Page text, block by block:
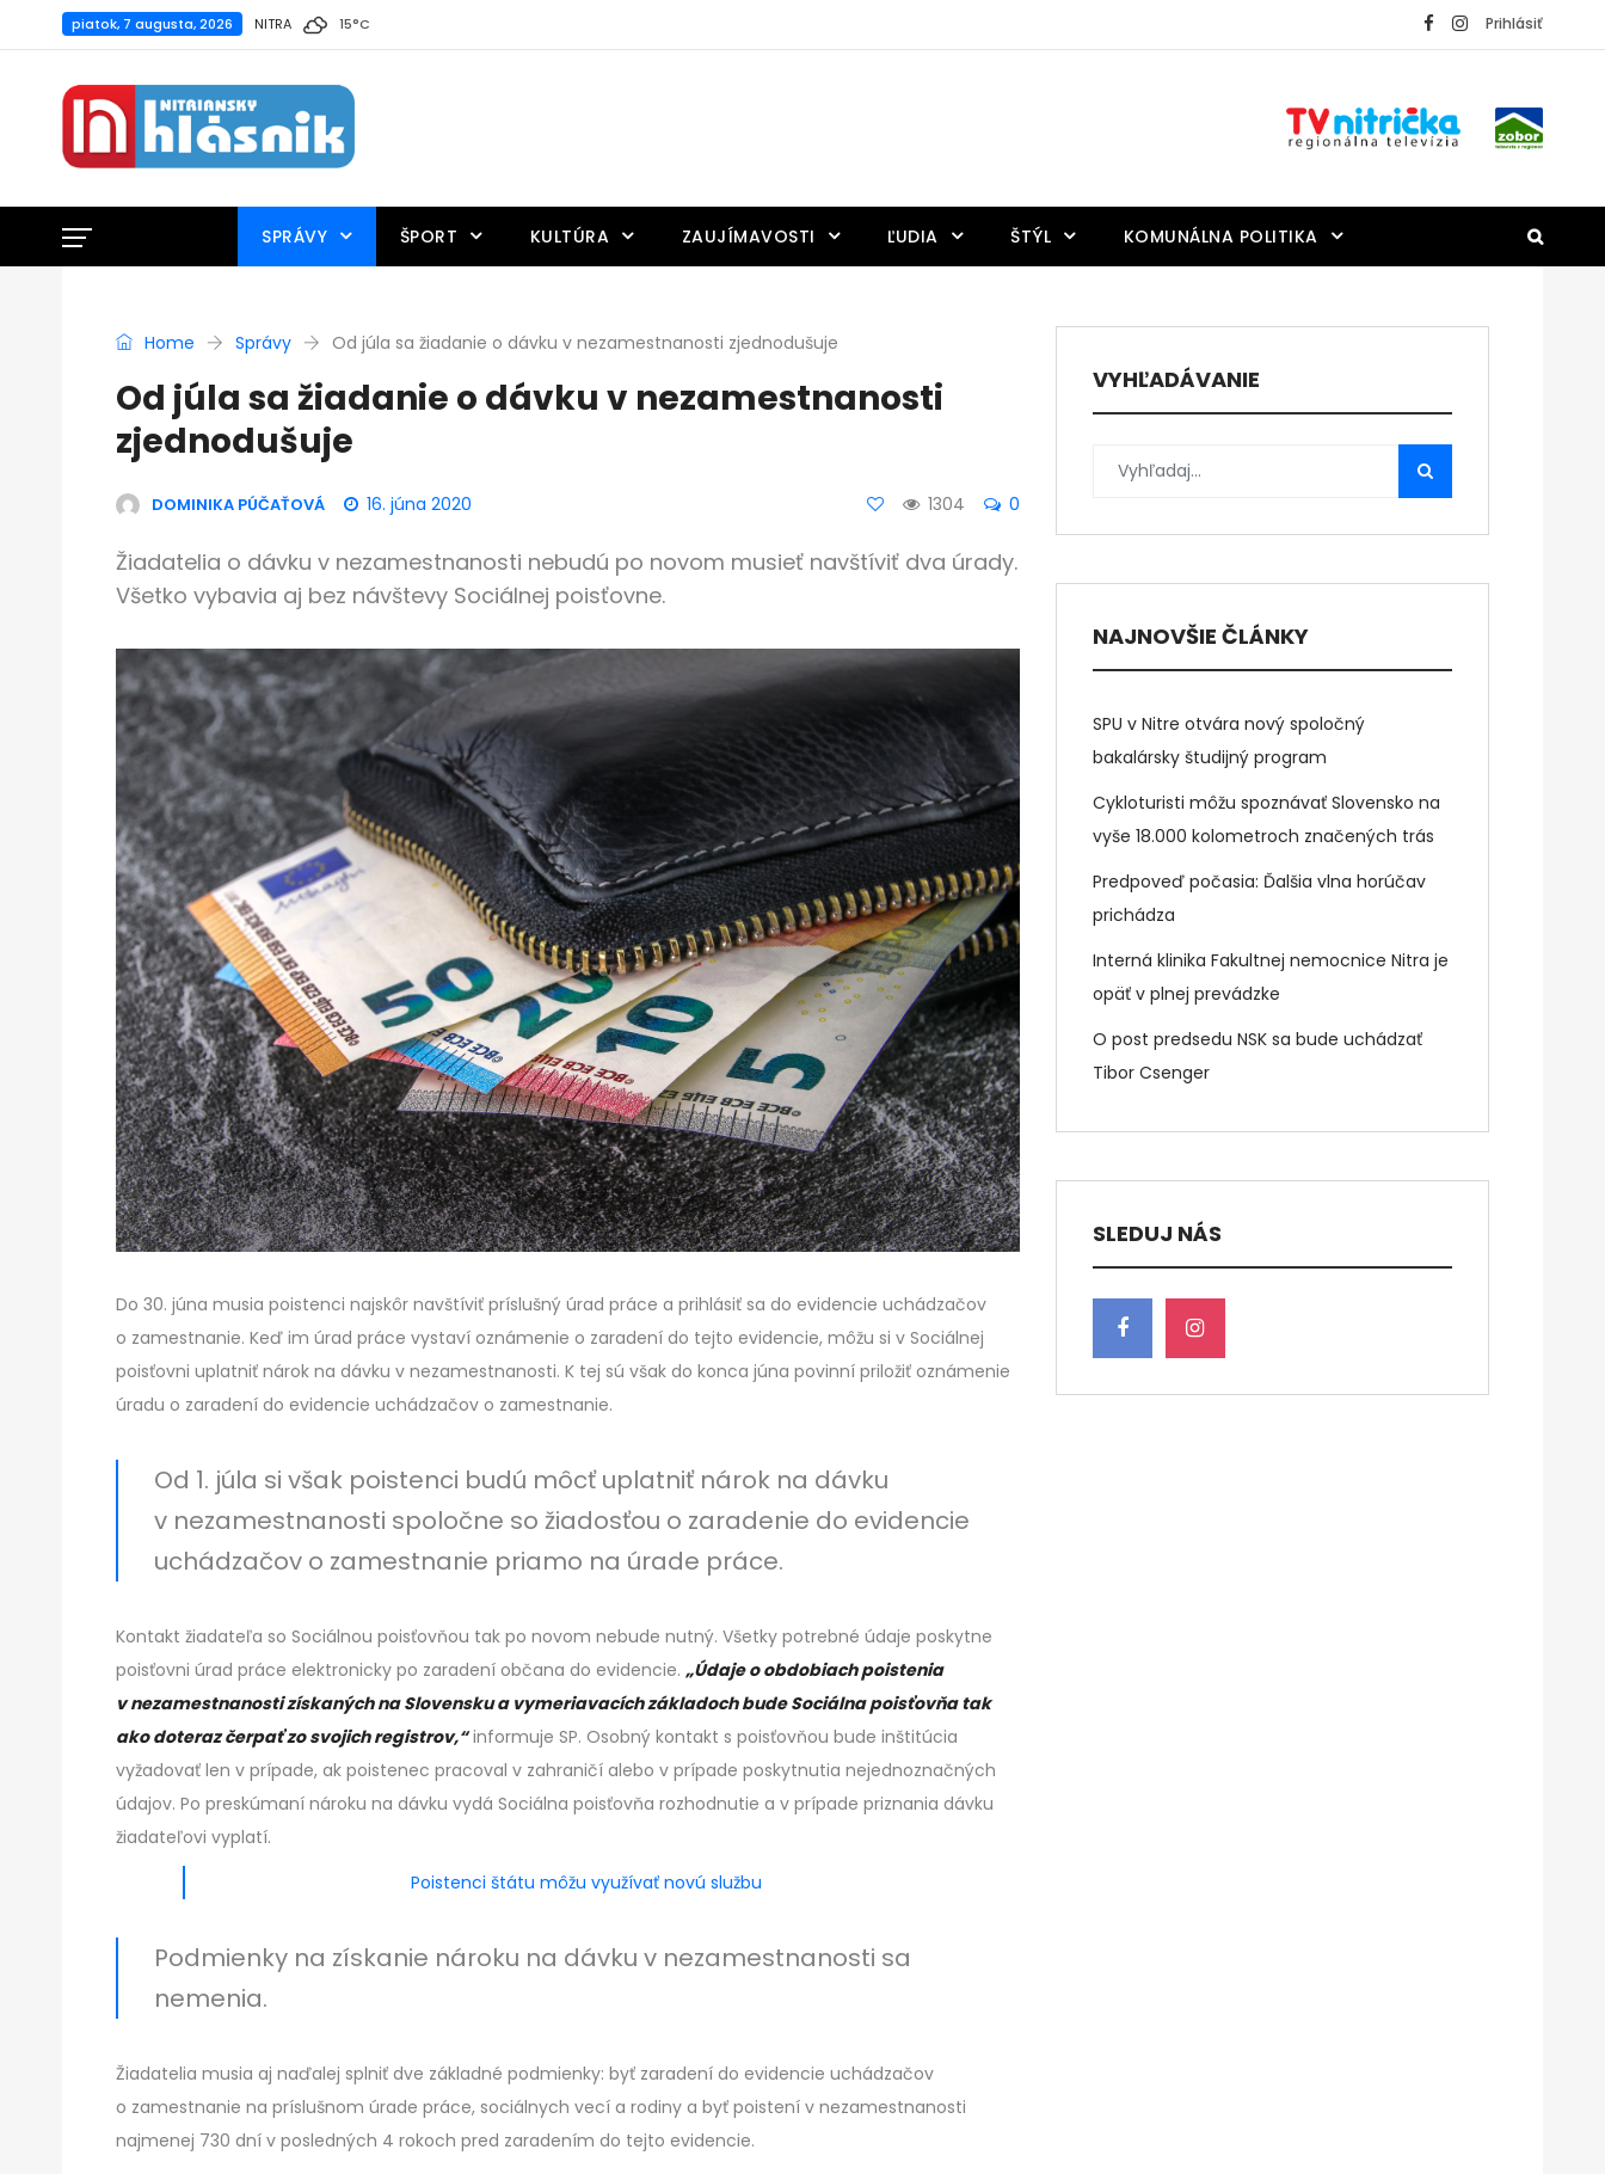
piatok, 7 augusta, 2026 NITRA 15°C Prihlásiť
SPRÁVY ŠPORT KULTÚRA ZAUJÍMAVOSTI ĽUDIA ŠTÝL KOMUNÁLNA POLITIKA
Home Správy Od júla sa žiadanie o dávku v nezamestnanosti zjednodušuje
Od júla sa žiadanie o dávku v nezamestnanosti
zjednodušuje
DOMINIKA PÚČAŤOVÁ 16. júna 2020 1304 0
Žiadatelia o dávku v nezamestnanosti nebudú po novom musieť navštíviť dva úrady.
Všetko vybavia aj bez návštevy Sociálnej poisťovne.
Do 30. júna musia poistenci najskôr navštíviť príslušný úrad práce a prihlásiť sa do evidencie uchádzačov
o zamestnanie. Keď im úrad práce vystaví oznámenie o zaradení do tejto evidencie, môžu si v Sociálnej
poisťovni uplatniť nárok na dávku v nezamestnanosti. K tej sú však do konca júna povinní priložiť oznámenie
úradu o zaradení do evidencie uchádzačov o zamestnanie.
Od 1. júla si však poistenci budú môcť uplatniť nárok na dávku
v nezamestnanosti spoločne so žiadosťou o zaradenie do evidencie
uchádzačov o zamestnanie priamo na úrade práce.
Kontakt žiadateľa so Sociálnou poisťovňou tak po novom nebude nutný. Všetky potrebné údaje poskytne
poisťovni úrad práce elektronicky po zaradení občana do evidencie. „Údaje o obdobiach poistenia
v nezamestnanosti získaných na Slovensku a vymeriavacích základoch bude Sociálna poisťovňa tak
ako doteraz čerpať zo svojich registrov,“informuje SP. Osobný kontakt s poisťovňou bude inštitúcia
vyžadovať len v prípade, ak poistenec pracoval v zahraničí alebo v prípade poskytnutia nejednoznačných
údajov. Po preskúmaní nároku na dávku vydá Sociálna poisťovňa rozhodnutie a v prípade priznania dávku
žiadateľovi vyplatí.
Poistenci štátu môžu využívať novú službu
Podmienky na získanie nároku na dávku v nezamestnanosti sa
nemenia.
Žiadatelia musia aj naďalej splniť dve základné podmienky: byť zaradení do evidencie uchádzačov
o zamestnanie na príslušnom úrade práce, sociálnych vecí a rodiny a byť poistení v nezamestnanosti
najmenej 730 dní v posledných 4 rokoch pred zaradením do tejto evidencie.
VYHĽADÁVANIE
NAJNOVŠIE ČLÁNKY
SPU v Nitre otvára nový spoločný
bakalársky študijný program
Cykloturisti môžu spoznávať Slovensko na
vyše 18.000 kolometroch značených trás
Predpoveď počasia: Ďalšia vlna horúčav
prichádza
Interná klinika Fakultnej nemocnice Nitra je
opäť v plnej prevádzke
O post predsedu NSK sa bude uchádzať
Tibor Csenger
SLEDUJ NÁS